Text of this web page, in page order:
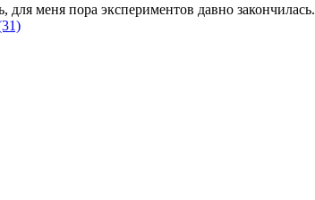
меня пора экспериментов давно закончилась.